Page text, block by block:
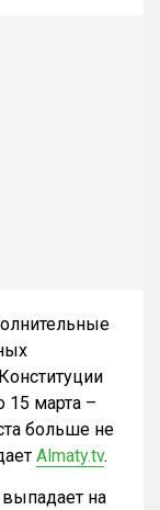
15 марта –
больше не
Almaty.tv.
выпадает на